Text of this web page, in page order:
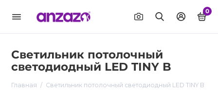
0
Светильник потолочный
светодиодный LED TINY B
Главная Светильник потолочный светодиодный LED TINY B